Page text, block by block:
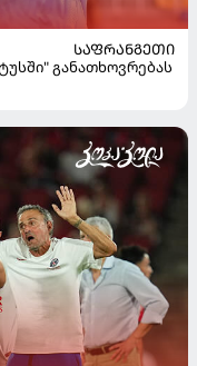
ᲡᲐᲤᲠᲐᲜᲒᲔᲗᲘ
განათხოვრებას